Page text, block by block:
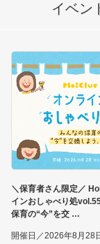
イベン
＼保育者さん限定／
インおしゃべり処
保育の“今”を交
開催日／2026年8月28